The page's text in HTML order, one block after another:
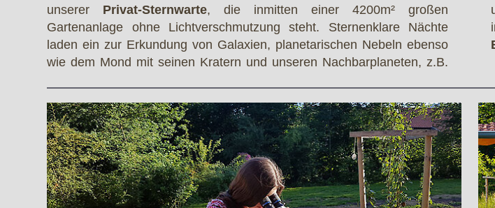
unserer Privat-Sternwarte, die inmitten einer 4200m² großen
Gartenanlage ohne Lichtverschmutzung steht. Sternenklare Nächte
laden ein zur Erkundung von Galaxien, planetarischen Nebeln ebenso
wie dem Mond mit seinen Kratern und unseren Nachbarplaneten, z.B.